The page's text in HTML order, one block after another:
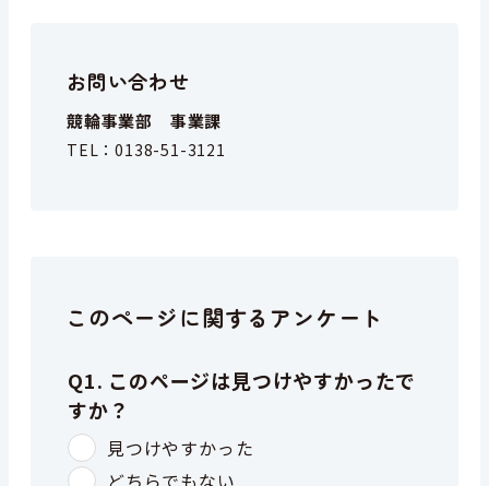
お問い合わせ
競輪事業部 事業課
TEL：0138-51-3121
このページに関するアンケート